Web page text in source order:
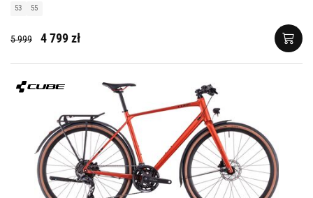
53 55
5 999 4 799 zł